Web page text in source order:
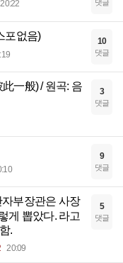
20:22 댓글
포없음) 10
댓글
一般) / 원곡: 음
3
댓글
9
댓글
부장관은 사장
게 뽑았다. 라고
.
20:09
5
댓글